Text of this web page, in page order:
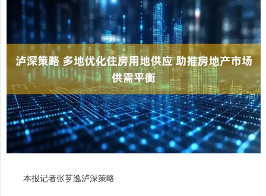
本报记者张芗逸泸深策略